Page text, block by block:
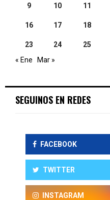
9 10 11
16 17 18
23 24 25
« Ene
Mar »
SEGUINOS EN REDES
FACEBOOK
TWITTER
INSTAGRAM